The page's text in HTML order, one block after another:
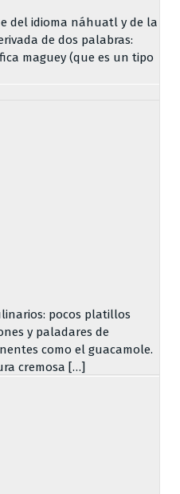
del idioma náhuatl y de la
de dos palabras:
maguey (que es un tipo
pocos platillos
y paladares de
como el guacamole.
cremosa […]